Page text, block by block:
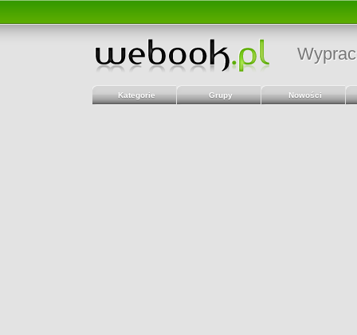
Kategorie Grupy Nowości